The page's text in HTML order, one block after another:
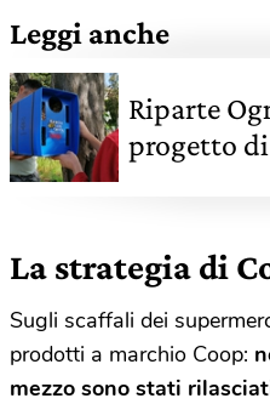
Leggi anche
Riparte
progetto
La strategia di
Sugli scaffali dei
prodotti a marchio Coop:
mezzo sono stati